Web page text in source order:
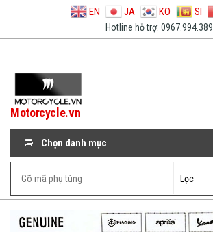
EN JA KO SI
Hotline hỗ trợ: 0967.994.389
Motorcycle.vn
Chọn danh mục